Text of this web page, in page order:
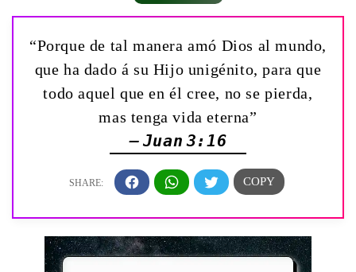
“Porque de tal manera amó Dios al mundo,
que ha dado á su Hijo unigénito, para que
todo aquel que en él cree, no se pierda,
mas tenga vida eterna”
— Juan 3:16